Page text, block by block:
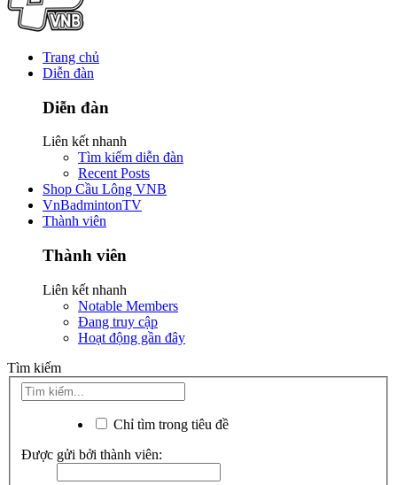
Trang chủ
Diễn đàn
Diễn đàn
Liên kết nhanh
Tìm kiếm diễn đàn
Recent Posts
Shop Cầu Lông VNB
VnBadmintonTV
Thành viên
Thành viên
Liên kết nhanh
Notable Members
Đang truy cập
Hoạt động gần đây
Tìm kiếm
Chỉ tìm trong tiêu đề
Được gửi bởi thành viên: